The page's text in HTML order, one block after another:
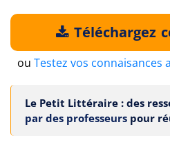
Téléchargez
ou Testez vos connaisances
Le Petit Littéraire : des
par des professeurs pour